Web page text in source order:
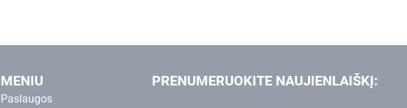
MENIU
Paslaugos
PRENUMERUOKITE NAUJIENLAIŠKĮ: